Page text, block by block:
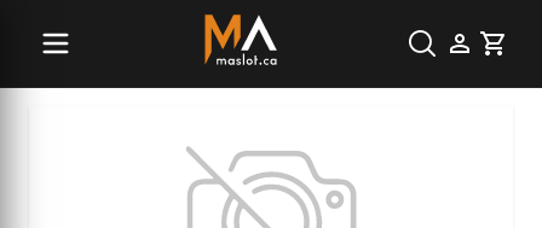
Cart
Vente pour pompe à eau et à déchet